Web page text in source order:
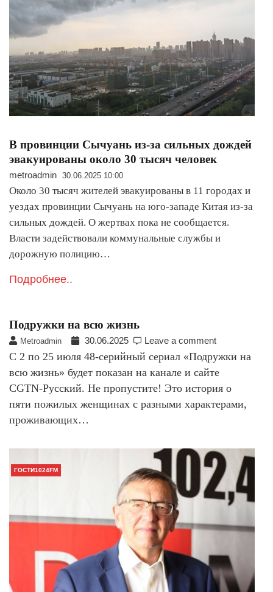
В провинции Сычуань из-за сильных дождей
эвакуированы около 30 тысяч человек
metroadmin 30.06.2025 10:00
Около 30 тысяч жителей эвакуированы в 11 городах и
уездах провинции Сычуань на юго-западе Китая из-за
сильных дождей. О жертвах пока не сообщается.
Власти задействовали коммунальные службы и
дорожную полицию…
Подробнее..
Подружки на всю жизнь
Metroadmin 30.06.2025 Leave a comment
С 2 по 25 июля 48-серийный сериал «Подружки на
всю жизнь» будет показан на канале и сайте
CGTN-Русский. Не пропустите! Это история о
пяти пожилых женщинах с разными характерами,
проживающих…
ГОСТИ1024FM